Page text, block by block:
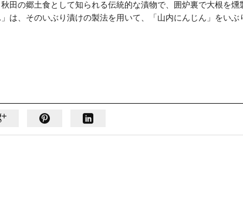
田の郷土食として知られる伝統的な漬物で、囲炉裏で大根を燻
は、そのいぶり漬けの製法を用いて、「山内にんじん」をいぶ